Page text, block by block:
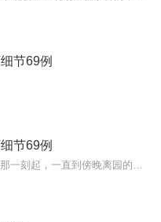
节69例
节69例